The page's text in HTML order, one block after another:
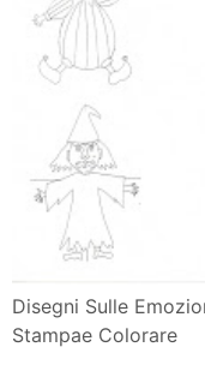
Disegni Sulle
Stampae Colorare